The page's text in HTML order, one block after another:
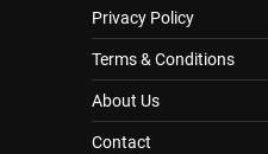
Privacy Policy
Terms & Conditions
About Us
Contact